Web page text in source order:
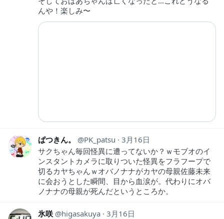
んや！楽しみ〜
ぱつきん。 PK_patsu
3月16日
サクちゃん毎回怪異に遭ってないか？ｗモブオのイ
ンスタントカメラに取りついた怪異をフラフープで
切るカヤちゃんｗオバノナナがカヤの母親佐藤未来
に会おうとした瞬間、目から血涙が。代わりにオバ
ノナナの母親が死んだというところか。
氷咲 higasakuya 3月16日